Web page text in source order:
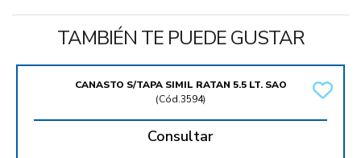
TAMBIÉN TE PUEDE GUSTAR
CANASTO S/TAPA SIMIL RATAN 5.5 LT. SAO
(Cód.3594)
Consultar